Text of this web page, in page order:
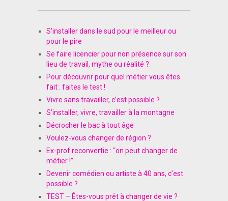
S’installer dans le sud pour le meilleur ou
pour le pire
Se faire licencier pour non présence sur son
lieu de travail, mythe ou réalité ?
Pour découvrir pour quel métier vous êtes
fait : faites le test !
Vivre sans travailler, c’est possible ?
S’installer, vivre, travailler à la montagne
Décrocher le bac à tout âge
Voulez-vous changer de région ?
Ex-prof reconvertie : “on peut changer de
métier !”
Devenir comédien ou artiste à 40 ans, c’est
possible ?
TEST – Êtes-vous prêt à changer de vie ?